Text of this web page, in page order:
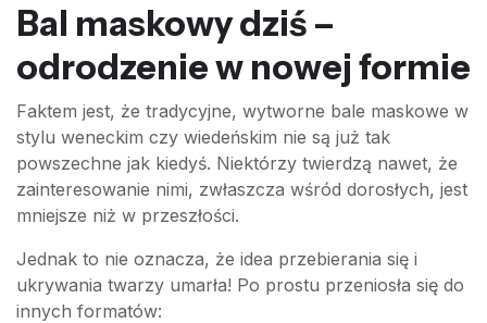
Bal maskowy dziś –
odrodzenie w nowej formie
Faktem jest, że tradycyjne, wytworne bale maskowe w
stylu weneckim czy wiedeńskim nie są już tak
powszechne jak kiedyś. Niektórzy twierdzą nawet, że
zainteresowanie nimi, zwłaszcza wśród dorosłych, jest
mniejsze niż w przeszłości.
Jednak to nie oznacza, że idea przebierania się i
ukrywania twarzy umarła! Po prostu przeniosła się do
innych formatów: